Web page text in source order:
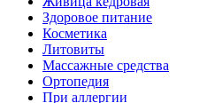
Здоровое питание
Косметика
Литовиты
Массажные средства
Ортопедия
При аллергии